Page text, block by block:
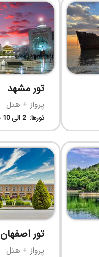
تور مشهد
پرواز + هتل
تورها: 2 الی 10 شب
تور اصفهان
پرواز + هتل